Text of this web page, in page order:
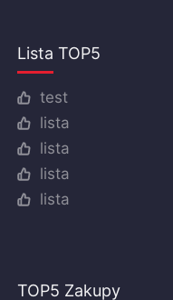
Lista TOP5
test
lista
lista
lista
lista
TOP5 Zakupy